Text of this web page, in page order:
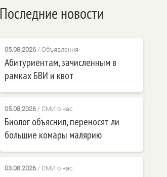
Последние новости
05.08.2026/ Объявления
Абитуриентам, зачисленным в
рамках БВИ и квот
05.08.2026/ СМИ о нас
Биолог объяснил, переносят ли
большие комары малярию
03.08.2026/ СМИ о нас